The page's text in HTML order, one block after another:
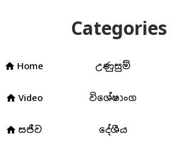
Categories
home Home උණුසුම්
home Video විශේෂාංග
home සජීව දේශීය